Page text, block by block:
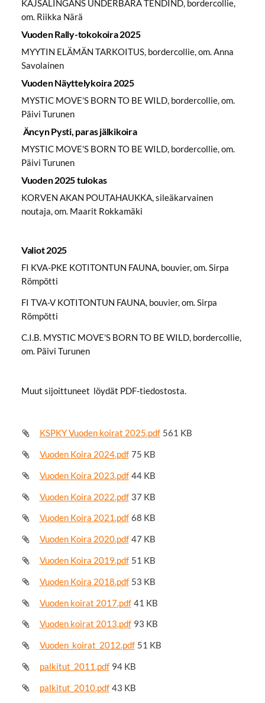
KSPKY Vuoden koirat 2025.pdf 561 KB
Vuoden Koira 2024.pdf 75 KB
Vuoden Koira 2023.pdf 44 KB
Vuoden Koira 2022.pdf 37 KB
Vuoden Koira 2021.pdf 68 KB
Vuoden Koira 2020.pdf 47 KB
Vuoden Koira 2019.pdf 51 KB
Vuoden Koira 2018.pdf 53 KB
Vuoden koirat 2017.pdf 41 KB
Vuoden koirat 2013.pdf 93 KB
Vuoden_koirat_2012.pdf 51 KB
palkitut_2011.pdf 94 KB
palkitut_2010.pdf 43 KB
KAJSALINGANS UNDERBARA TENDIND, bordercollie,
om. Riikka Närä
Vuoden Rally-tokokoira 2025
MYYTIN ELÄMÄN TARKOITUS, bordercollie, om. Anna
Savolainen
Vuoden Näyttelykoira 2025
MYSTIC MOVE'S BORN TO BE WILD, bordercollie, om.
Päivi Turunen
Äncyn Pysti, paras jälkikoira
MYSTIC MOVE'S BORN TO BE WILD, bordercollie, om.
Päivi Turunen
Vuoden 2025 tulokas
KORVEN AKAN POUTAHAUKKA, sileäkarvainen
noutaja, om. Maarit Rokkamäki
Valiot 2025
FI KVA-PKE KOTITONTUN FAUNA, bouvier, om. Sirpa
Römpötti
FI TVA-V KOTITONTUN FAUNA, bouvier, om. Sirpa
Römpötti
C.I.B. MYSTIC MOVE'S BORN TO BE WILD, bordercollie,
om. Päivi Turunen
Muut sijoittuneet löydät PDF-tiedostosta.